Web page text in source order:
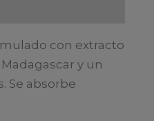
con extracto
y un
Se absorbe